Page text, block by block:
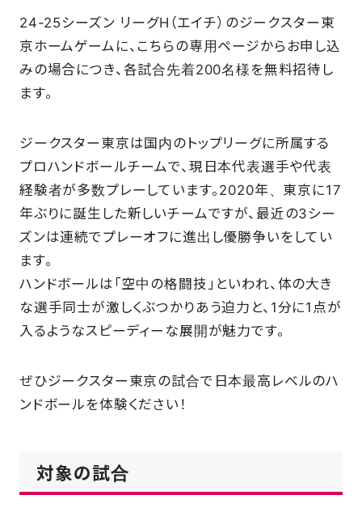
SCHOOL
PARTNERS
SHOP
CONTACT
お問い合わせ
CSRのご依頼
スクール体験・入会希望
FAQ
24-25シーズン リーグH（エイチ）のジークスター東
京ホームゲームに、こちらの専用ページからお申し込
みの場合につき、各試合先着200名様を無料招待し
ます。
ジークスター東京は国内のトップリーグに所属する
プロハンドボールチームで、現⽇本代表選⼿や代表
経験者が多数プレーしています。2020年、東京に17
年ぶりに誕⽣した新しいチームですが、最近の3シー
ズンは連続でプレーオフに進出し優勝争いをしてい
ます。
ハンドボールは「空中の格闘技」といわれ、体の⼤き
な選⼿同⼠が激しくぶつかりあう迫⼒と、1分に1点が
⼊るようなスピーディーな展開が魅⼒です。
ぜひジークスター東京の試合で⽇本最⾼レベルのハ
ンドボールを体験ください！
対象の試合